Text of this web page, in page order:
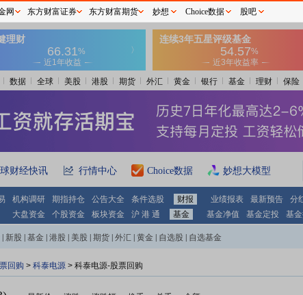
数据 全球 美股 港股 期货 外汇 黄金 银行 基金 理财 保险
财经快讯 行情中心 Choice数据 妙想大模型
机构调研 期指持仓 公告大全 条件选股 财报 业绩报表 最新预告 分
大盘资金 个股资金 板块资金 沪 港 通 基金 基金净值 基金定投 基
新股 基金 港股 美股 期货 外汇 黄金 自选股 自选基金
回购 > 科泰电源 > 科泰电源-股票回购
网 东方财富证券 东方财富期货 妙想 Choice数据 股吧